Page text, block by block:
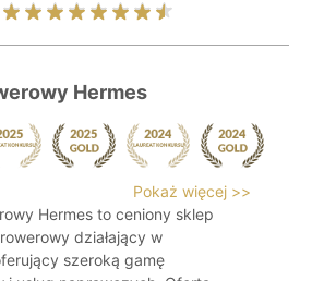
Hermes
Pokaż więcej >>
Hermes to ceniony sklep
działający w
szeroką gamę